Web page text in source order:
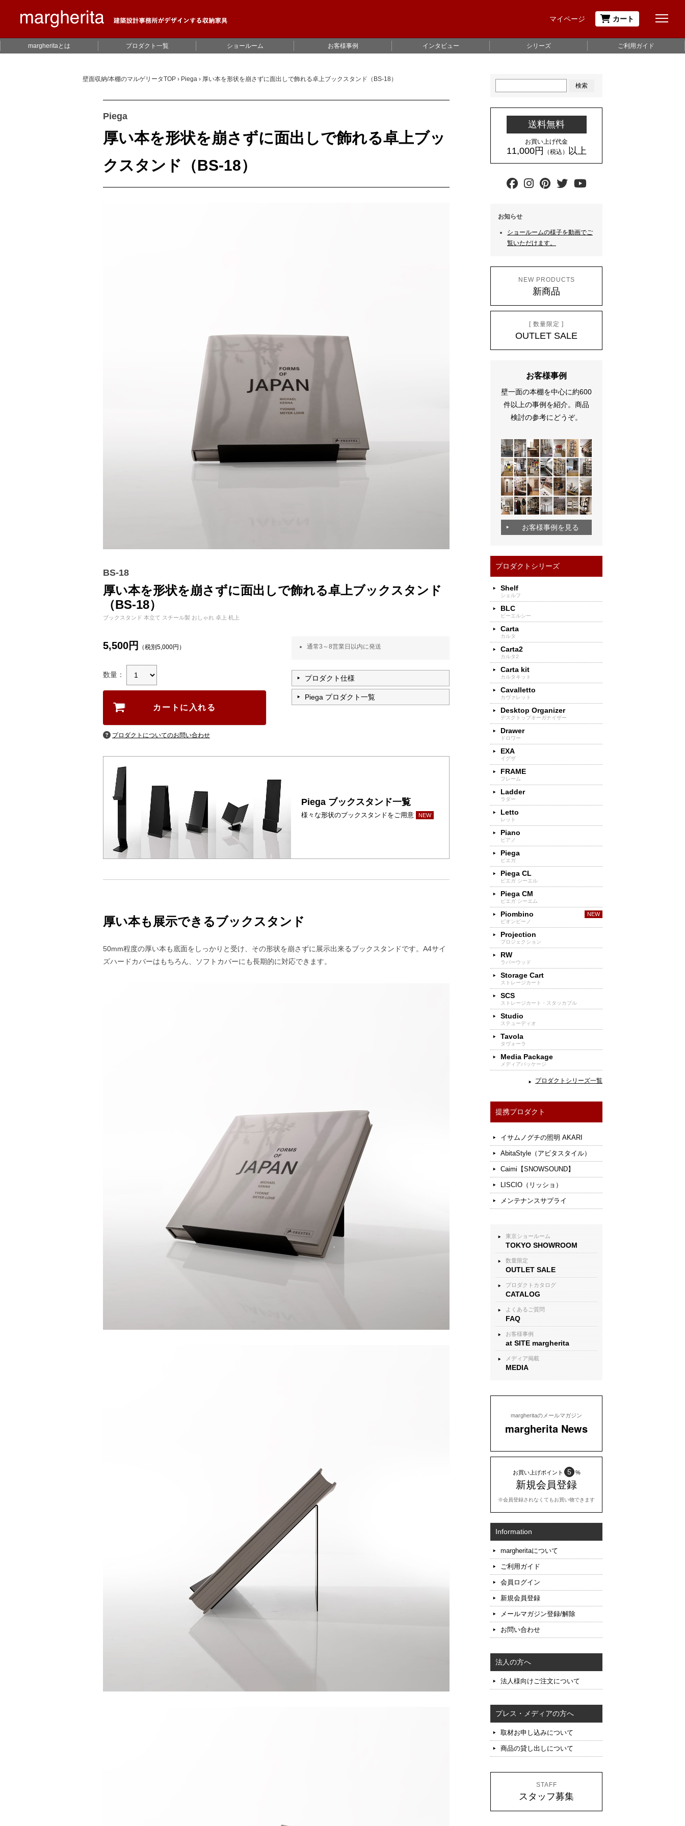
マイページ カート
margheritaとは プロダクト一覧 ショールーム お客様事例 インタビュー シリーズ ご利用ガイド
壁面収納/本棚のマルゲリータTOP › Piega › 厚い本を形状を崩さずに面出しで飾れる卓上ブックスタンド（BS-18）
Piega
厚い本を形状を崩さずに面出しで飾れる卓上ブッ
クスタンド（BS-18）
BS-18
厚い本を形状を崩さずに面出しで飾れる卓上ブックスタンド
（BS-18）
ブックスタンド 本立て スチール製 おしゃれ 卓上 机上
5,500円 （税別5,000円）
数量：
プロダクトについてのお問い合わせ
通常3～8営業日以内に発送
プロダクト仕様
Piega プロダクト一覧
Piega ブックスタンド一覧
様々な形状のブックスタンドをご用意 NEW
厚い本も展示できるブックスタンド
50mm程度の厚い本も底面をしっかりと受け、その形状を崩さずに展示出来るブックスタンドです。A4サイ
ズハードカバーはもちろん、ソフトカバーにも長期的に対応できます。
検索
送料無料
お買い上げ代金
11,000円 （税込） 以上
お知らせ
ショールームの様子を動画でご
覧いただけます。
NEW PRODUCTS
新商品
[ 数量限定 ]
OUTLET SALE
お客様事例
壁一面の本棚を中心に約600
件以上の事例を紹介。商品
検討の参考にどうぞ。
お客様事例を見る
プロダクトシリーズ
Shelf
シェルフ
BLC
ビーエルシー
Carta
カルタ
Carta2
カルタ2
Carta kit
カルタキット
Cavalletto
カヴァレット
Desktop Organizer
デスクトップオーガナイザー
Drawer
ドロワー
EXA
イグザ
FRAME
フレーム
Ladder
ラダー
Letto
レット
Piano
ピアノ
Piega
ピエガ
Piega CL
ピエガ シーエル
Piega CM
ピエガ シーエム
Piombino
ピオンビーノ
Projection
プロジェクション
RW
ラバーウッド
Storage Cart
ストレージカート
SCS
ストレージカート・スタッカブル
Studio
ステューディオ
Tavola
タヴォーラ
Media Package
メディアパッケージ
プロダクトシリーズ一覧
提携プロダクト
イサムノグチの照明 AKARI
AbitaStyle（アビタスタイル）
Caimi【SNOWSOUND】
LISCIO（リッショ）
メンテナンスサプライ
東京ショールーム
TOKYO SHOWROOM
数量限定
OUTLET SALE
プロダクトカタログ
CATALOG
よくあるご質問
FAQ
お客様事例
at SITE margherita
メディア掲載
MEDIA
margheritaのメールマガジン
margherita News
お買い上げポイント 5 %
新規会員登録
※会員登録されなくてもお買い物できます
Information
margheritaについて
ご利用ガイド
会員ログイン
新規会員登録
メールマガジン登録/解除
お問い合わせ
法人の方へ
法人様向けご注文について
プレス・メディアの方へ
取材お申し込みについて
商品の貸し出しについて
STAFF
スタッフ募集